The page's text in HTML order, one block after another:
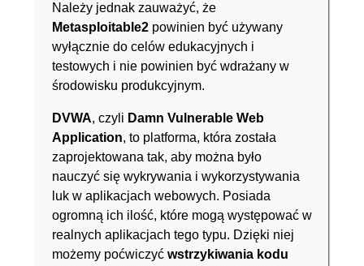
Należy jednak zauważyć, że
Metasploitable2 powinien być używany
wyłącznie do celów edukacyjnych i
testowych i nie powinien być wdrażany w
środowisku produkcyjnym.
DVWA, czyli Damn Vulnerable Web
Application, to platforma, która została
zaprojektowana tak, aby można było
nauczyć się wykrywania i wykorzystywania
luk w aplikacjach webowych. Posiada
ogromną ich ilość, które mogą występować w
realnych aplikacjach tego typu. Dzięki niej
możemy poćwiczyć wstrzykiwania kodu